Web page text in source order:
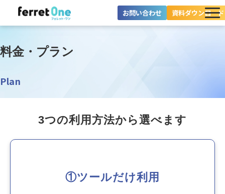
お問い合わせ 資料ダウンロード
導入事例
料金プラン
お役立ち情報
料金・プラン
Plan
3つの利用方法から選べます
①ツールだけ利用